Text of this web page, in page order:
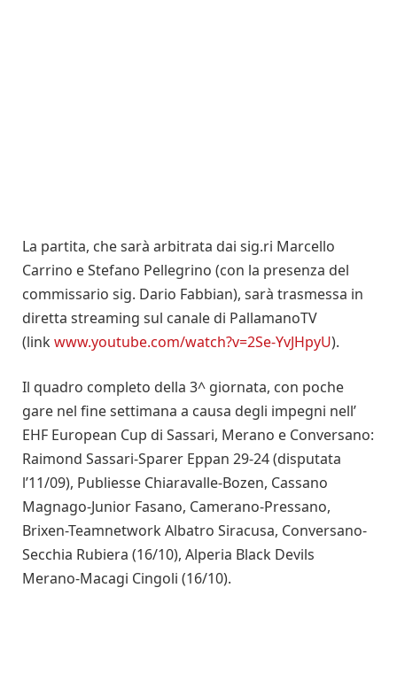
La partita, che sarà arbitrata dai sig.ri Marcello
Carrino e Stefano Pellegrino (con la presenza del
commissario sig. Dario Fabbian), sarà trasmessa in
diretta streaming sul canale di PallamanoTV
(linkwww.youtube.com/watch?v=2Se-YvJHpyU).
Il quadro completo della 3^ giornata, con poche
gare nel fine settimana a causa degli impegni nell’
EHF European Cup di Sassari, Merano e Conversano:
Raimond Sassari-Sparer Eppan 29-24 (disputata
l’11/09), Publiesse Chiaravalle-Bozen, Cassano
Magnago-Junior Fasano, Camerano-Pressano,
Brixen-Teamnetwork Albatro Siracusa, Conversano-
Secchia Rubiera (16/10), Alperia Black Devils
Merano-Macagi Cingoli (16/10).